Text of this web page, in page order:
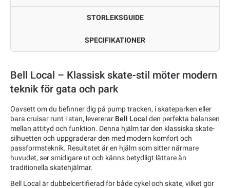
STORLEKSGUIDE
SPECIFIKATIONER
Bell Local – Klassisk skate-stil möter modern
teknik för gata och park
Oavsett om du befinner dig på pump tracken, i skateparken eller
bara cruisar runt i stan, levererar Bell Local den perfekta balansen
mellan attityd och funktion. Denna hjälm tar den klassiska skate-
silhuetten och uppgraderar den med modern komfort och
passformsteknik. Resultatet är en hjälm som sitter närmare
huvudet, ser smidigare ut och känns betydligt lättare än
traditionella skatehjälmar.
Bell Local är dubbelcertifierad för både cykel och skate, vilket gör